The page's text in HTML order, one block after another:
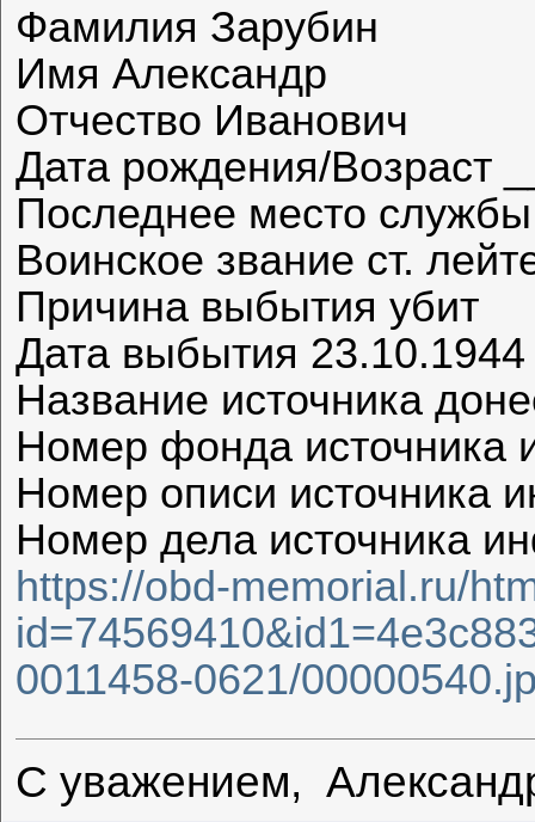
Фамилия Зарубин
Имя Александр
Отчество Иванович
Дата рождения/Возраст
Последнее место
Воинское звание ст.
Причина выбытия убит
Дата выбытия 23.10.1944
Название источника
Номер фонда источника
Номер описи источника
Номер дела источника
https://obd-memorial.ru/
0011458-0621/
С уважением,